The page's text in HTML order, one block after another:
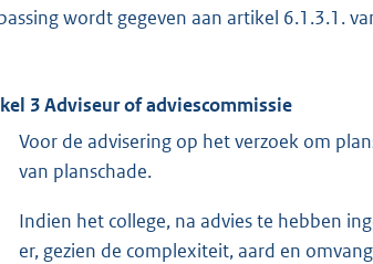
wordt gegeven aan artikel 6.1.3.1.
3 Adviseur of adviescommissie
Voor de advisering op het verzoek om
van planschade.
Indien het college, na advies te hebben
er, gezien de complexiteit, aard en